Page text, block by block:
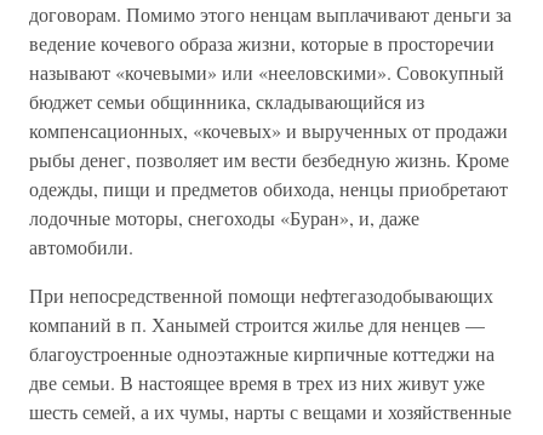
договорам. Помимо этого ненцам выплачивают деньги за
ведение кочевого образа жизни, которые в просторечии
называют «кочевыми» или «нееловскими». Совокупный
бюджет семьи общинника, складывающийся из
компенсационных, «кочевых» и вырученных от продажи
рыбы денег, позволяет им вести безбедную жизнь. Кроме
одежды, пищи и предметов обихода, ненцы приобретают
лодочные моторы, снегоходы «Буран», и, даже
автомобили.
При непосредственной помощи нефтегазодобывающих
компаний в п. Ханымей строится жилье для ненцев —
благоустроенные одноэтажные кирпичные коттеджи на
две семьи. В настоящее время в трех из них живут уже
шесть семей, а их чумы, нарты с вещами и хозяйственные